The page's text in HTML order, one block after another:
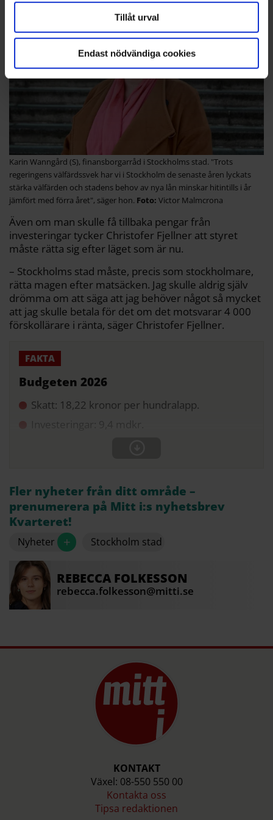
Tillåt urval
Endast nödvändiga cookies
Karin Wanngård (S), finansborgarråd i Stockholms stad. "Trots
regeringens välfärdssvek har vi i Stockholm de senaste åren lyckats
stärka välfärden och stadens behov av nya lån minskar hitintills i år
jämfört med förra året", säger hon.
Victor Malmcrona
Även om man skulle få tillbaka pengar från
investeringar tycker Christofer Fjellner att styret
måste rätta sig efter läget som är nu.
– Stockholms stad måste, precis som stockholmare,
rätta magen efter matsäcken. Jag skulle aldrig själv
drömma om att säga att jag behöver något så mycket
att jag skulle betala för det om det motsvarar 4 000
förskollärare i ränta, säger Christofer Fjellner.
Budgeten 2026
Skatt: 18,22 kronor per hundralapp.
Investeringar: 9,4 mdkr.
Fler nyheter från ditt område –
prenumerera på Mitt i:s nyhetsbrev
Kvarteret!
Nyheter + Stockholm stad
REBECCA FOLKESSON
rebecca.folkesson@mitti.se
KONTAKT
Växel: 08-550 550 00
Kontakta oss
Tipsa redaktionen